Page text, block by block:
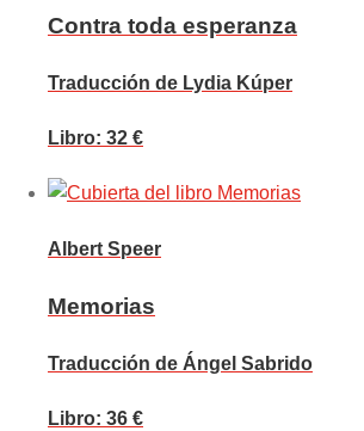
Contra toda esperanza
Traducción de Lydia Kúper
Libro: 32 €
Albert Speer
Memorias
Traducción de Ángel Sabrido
Libro: 36 €